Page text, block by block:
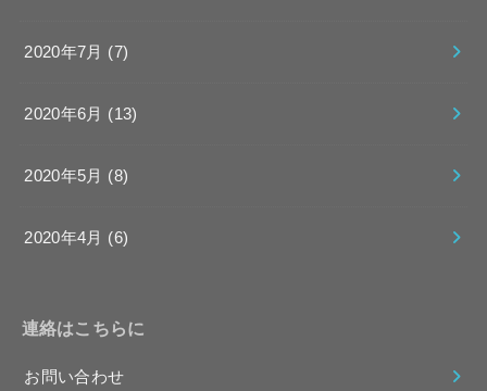
2020年7月 (7)
2020年6月 (13)
2020年5月 (8)
2020年4月 (6)
連絡はこちらに
お問い合わせ